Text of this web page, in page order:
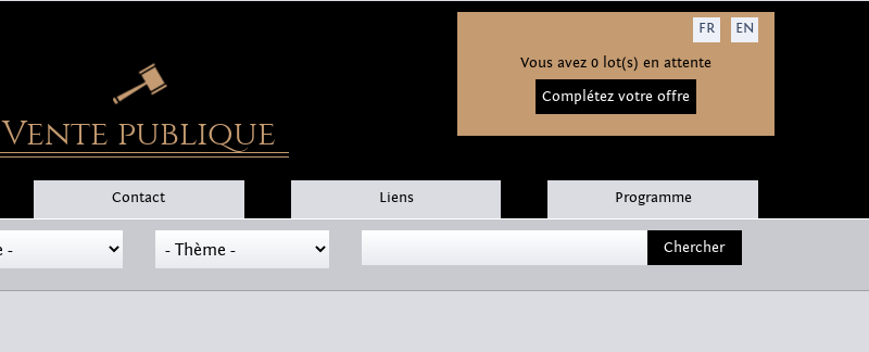
Vente publique
FR
EN
Vous avez 0 lot(s) en attente
Complétez votre offre
Contact Liens Programme